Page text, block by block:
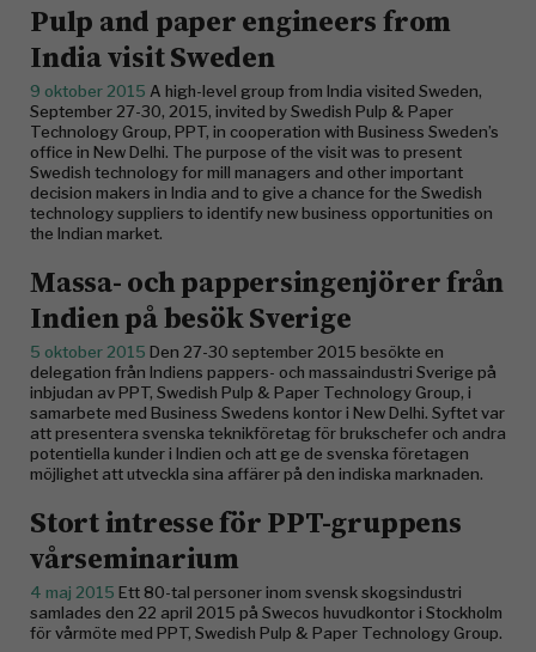
Pulp and paper engineers from
India visit Sweden
9 oktober 2015 A high-level group from India visited Sweden,
September 27-30, 2015, invited by Swedish Pulp & Paper
Technology Group, PPT, in cooperation with Business Sweden’s
office in New Delhi. The purpose of the visit was to present
Swedish technology for mill managers and other important
decision makers in India and to give a chance for the Swedish
technology suppliers to identify new business opportunities on
the Indian market.
Massa- och pappersingenjörer från
Indien på besök Sverige
5 oktober 2015 Den 27-30 september 2015 besökte en
delegation från Indiens pappers- och massaindustri Sverige på
inbjudan av PPT, Swedish Pulp & Paper Technology Group, i
samarbete med Business Swedens kontor i New Delhi. Syftet var
att presentera svenska teknikföretag för brukschefer och andra
potentiella kunder i Indien och att ge de svenska företagen
möjlighet att utveckla sina affärer på den indiska marknaden.
Stort intresse för PPT-gruppens
vårseminarium
4 maj 2015 Ett 80-tal personer inom svensk skogsindustri
samlades den 22 april 2015 på Swecos huvudkontor i Stockholm
för vårmöte med PPT, Swedish Pulp & Paper Technology Group.